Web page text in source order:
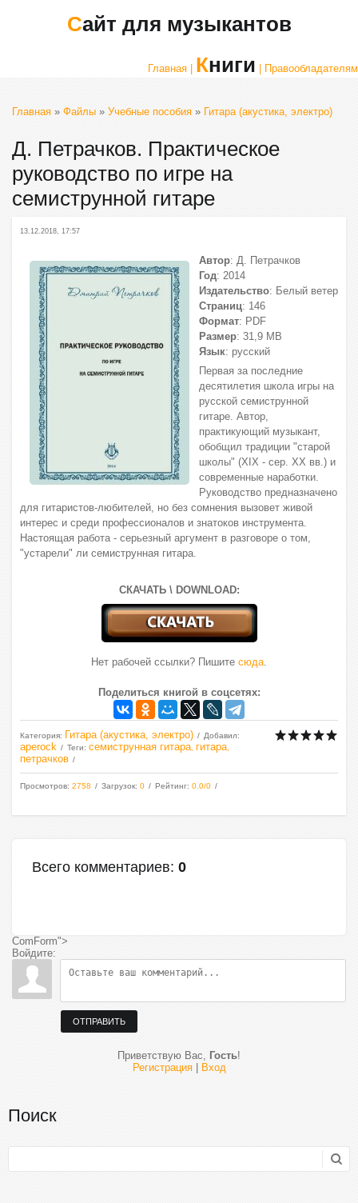
Сайт для музыкантов
Главная | Книги | Правообладателям
Главная » Файлы » Учебные пособия » Гитара (акустика, электро)
Д. Петрачков. Практическое
руководство по игре на
семиструнной гитаре
13.12.2018, 17:57
Автор: Д. Петрачков
Год: 2014
Издательство: Белый ветер
Страниц: 146
Формат: PDF
Размер: 31,9 МВ
Язык: русский
Первая за последние
десятилетия школа игры на
русской семиструнной
гитаре. Автор,
практикующий музыкант,
обобщил традиции "старой
школы" (XIX - сер. XX вв.) и
современные наработки.
Руководство предназначено
для гитаристов-любителей, но без сомнения вызовет живой
интерес и среди профессионалов и знатоков инструмента.
Настоящая работа - серьезный аргумент в разговоре о том,
"устарели" ли семиструнная гитара.
СКАЧАТЬ \ DOWNLOAD:
Нет рабочей ссылки? Пишите сюда.
Поделиться книгой в соцсетях:
Категория: Гитара (акустика, электро) Добавил:
aperock Теги: семиструнная гитара гитара
петрачков
Просмотров: 2758 Загрузок: 0 Рейтинг: 0.0/0
Всего комментариев: 0
ComForm">
Войдите:
ОТПРАВИТЬ
Приветствую Вас, Гость!
Регистрация| Вход
Поиск